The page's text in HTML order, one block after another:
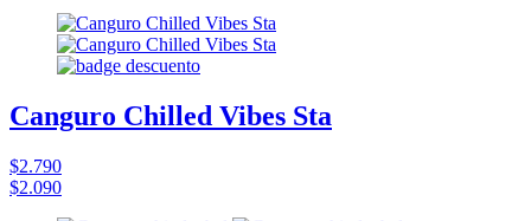
Canguro Chilled Vibes Sta
$2.790
$2.090